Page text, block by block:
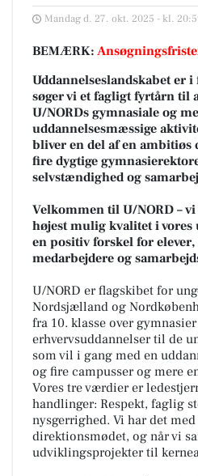
Mandag d. 27. okt. 2025 - kl.
BEMÆRK:
Uddannelseslandskabet er
søger vi et fagligt fyrtårn til
U/NORDs gymnasiale og
uddannelsesmæssige
bliver en del af en ambitiøs
fire dygtige
selvstændighed og
Velkommen til U/NORD –
højest mulig kvalitet i vores
en positiv forskel for
medarbejdere og
U/NORD er flagskibet for
Nordsjælland og
fra 10. klasse over
erhvervsuddannelser til de
som vil i gang med en
og fire campusser og mere
Vores tre værdier er
handlinger: Respekt, faglig
nysgerrighed. Vi har det
direktionsmødet, og når vi
udviklingsprojekter til